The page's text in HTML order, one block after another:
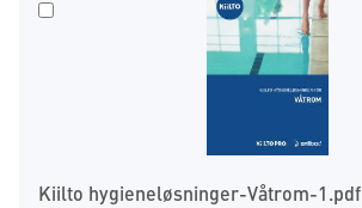
Kiilto hygieneløsninger-Våtrom-1.pdf